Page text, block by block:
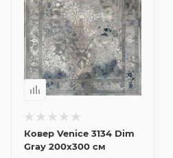
Ковер Venice 3134 Dim
Gray 200x300 см